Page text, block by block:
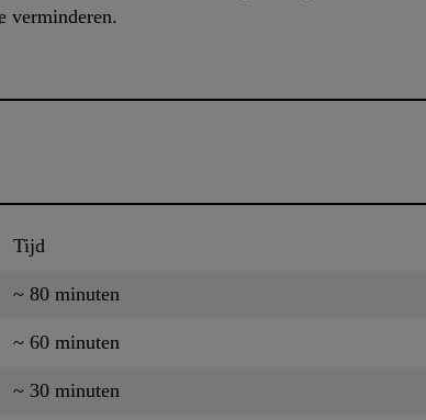
verminderen.
Tijd
~ 80 minuten
~ 60 minuten
~ 30 minuten